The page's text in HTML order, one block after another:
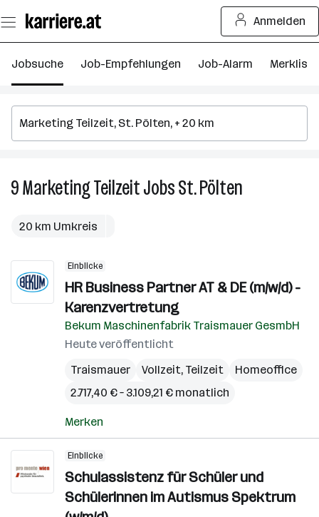
Seiteninhalt
springen
Anmelden
Jobsuche Job-Empfehlungen Job-Alarm Merkliste
9Marketing TeilzeitJobsSt. Pölten
Pölten
20 km Umkreis
Einblicke
HR Business Partner AT & DE (m/w/d) -
Karenzvertretung
Bekum Maschinenfabrik Traismauer GesmbH
Heute veröffentlicht
Traismauer
Vollzeit, Teilzeit
Homeoffice
2.717,40 € – 3.109,21 € monatlich
Merken
Einblicke
Schulassistenz für Schüler und
Schülerinnen im Autismus Spektrum